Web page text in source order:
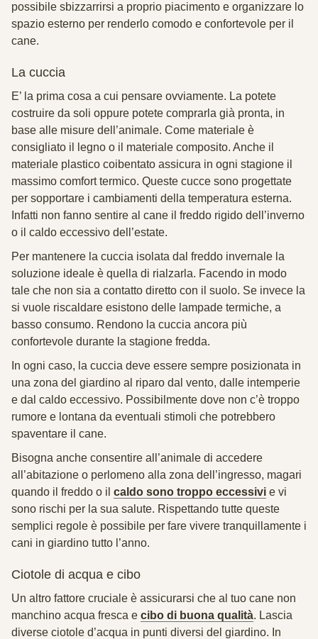
possibile sbizzarrirsi a proprio piacimento e organizzare lo
spazio esterno per renderlo comodo e confortevole per il
cane.
La cuccia
E’ la prima cosa a cui pensare ovviamente. La potete
costruire da soli oppure potete comprarla già pronta, in
base alle misure dell’animale. Come materiale è
consigliato il legno o il materiale composito. Anche il
materiale plastico coibentato assicura in ogni stagione il
massimo comfort termico. Queste cucce sono progettate
per sopportare i cambiamenti della temperatura esterna.
Infatti non fanno sentire al cane il freddo rigido dell’inverno
o il caldo eccessivo dell’estate.
Per mantenere la cuccia isolata dal freddo invernale la
soluzione ideale è quella di rialzarla. Facendo in modo
tale che non sia a contatto diretto con il suolo. Se invece la
si vuole riscaldare esistono delle lampade termiche, a
basso consumo. Rendono la cuccia ancora più
confortevole durante la stagione fredda.
In ogni caso, la cuccia deve essere sempre posizionata in
una zona del giardino al riparo dal vento, dalle intemperie
e dal caldo eccessivo. Possibilmente dove non c’è troppo
rumore e lontana da eventuali stimoli che potrebbero
spaventare il cane.
Bisogna anche consentire all’animale di accedere
all’abitazione o perlomeno alla zona dell’ingresso, magari
quando il freddo o il caldo sono troppo eccessivi e vi
sono rischi per la sua salute. Rispettando tutte queste
semplici regole è possibile per fare vivere tranquillamente i
cani in giardino tutto l’anno.
Ciotole di acqua e cibo
Un altro fattore cruciale è assicurarsi che al tuo cane non
manchino acqua fresca e cibo di buona qualità. Lascia
diverse ciotole d’acqua in punti diversi del giardino. In